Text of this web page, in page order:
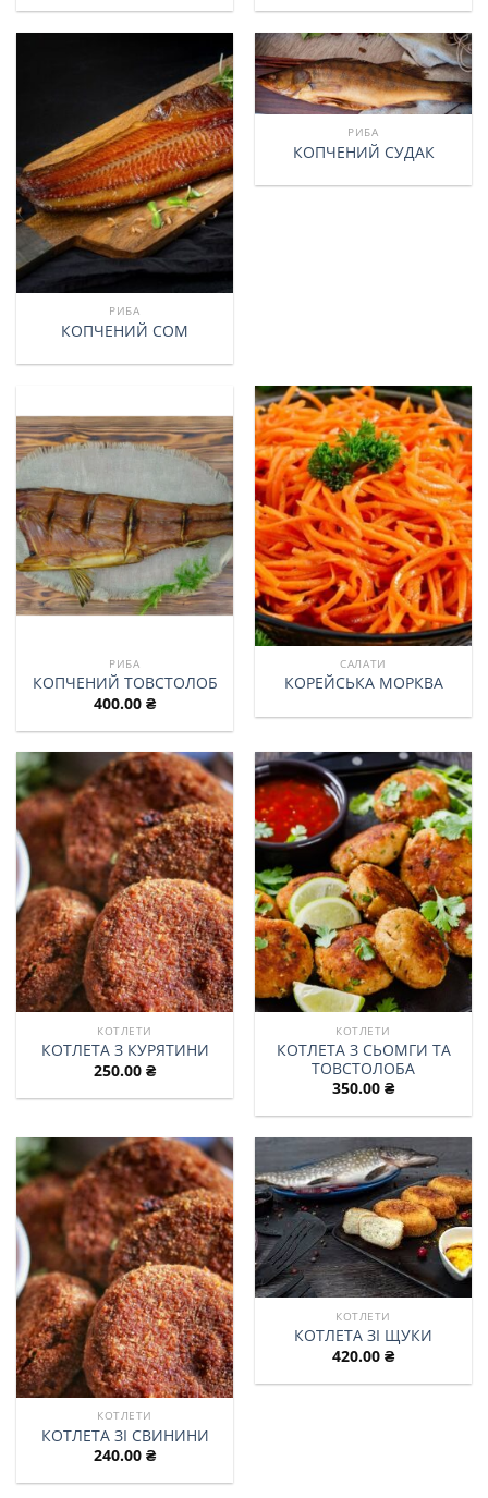
РИБА
КОПЧЕНИЙ СОМ
РИБА
КОПЧЕНИЙ СУДАК
РИБА
КОПЧЕНИЙ ТОВСТОЛОБ
400.00 ₴
САЛАТИ
КОРЕЙСЬКА МОРКВА
КОТЛЕТИ
КОТЛЕТА З КУРЯТИНИ
250.00 ₴
КОТЛЕТИ
КОТЛЕТА З СЬОМГИ ТА
ТОВСТОЛОБА
350.00 ₴
КОТЛЕТИ
КОТЛЕТА ЗІ СВИНИНИ
240.00 ₴
КОТЛЕТИ
КОТЛЕТА ЗІ ЩУКИ
420.00 ₴